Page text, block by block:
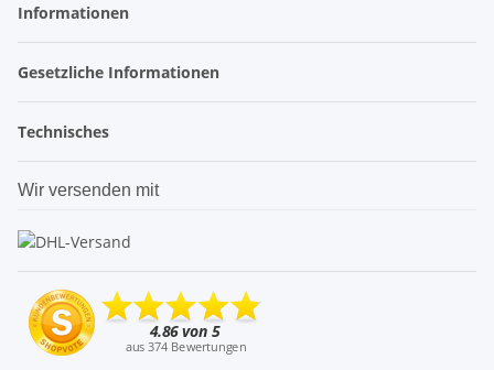
Informationen
Gesetzliche Informationen
Technisches
Wir versenden mit